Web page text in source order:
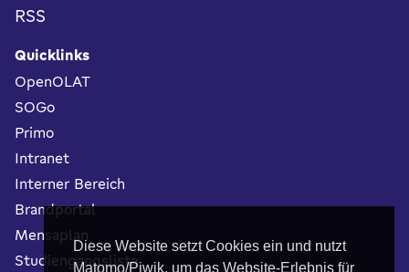
Diese Website setzt Cookies ein und nutzt
Matomo/Piwik, um das Website-Erlebnis für
RSS
Quicklinks
OpenOLAT
SOGo
Primo
Intranet
Interner Bereich
Brandportal
Mensaplan
Studiengangsliste